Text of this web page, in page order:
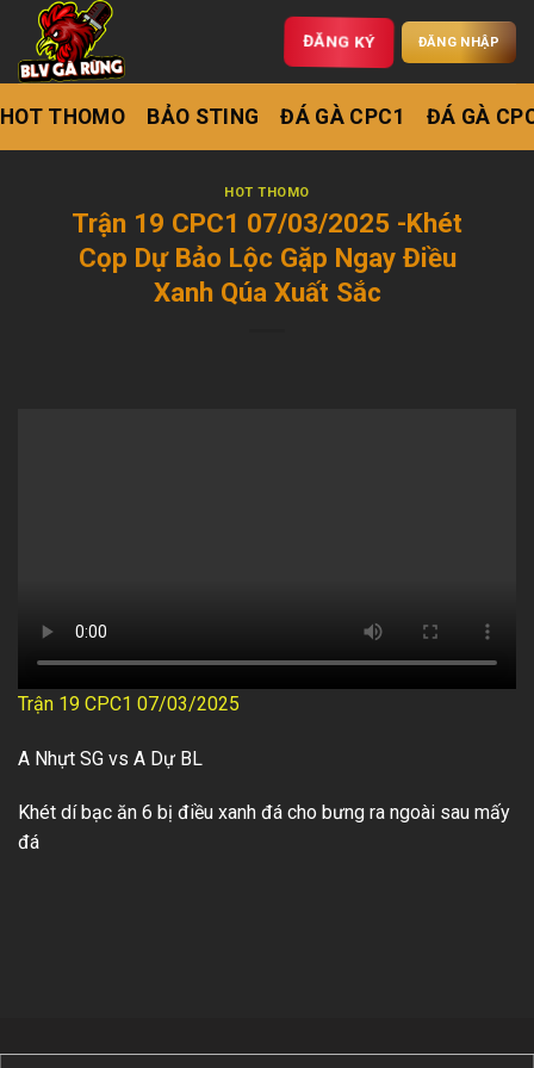
ĐĂNG KÝ ĐĂNG NHẬP
HOT THOMO BẢO STING ĐÁ GÀ CPC1 ĐÁ GÀ
HOT THOMO
Trận 19 CPC1 07/03/2025 -Khét
Cọp Dự Bảo Lộc Gặp Ngay Điều
Xanh Qúa Xuất Sắc
Trận 19 CPC1 07/03/2025
A Nhựt SG vs A Dự BL
Khét dí bạc ăn 6 bị điều xanh đá cho bưng ra ngoài sau mấy
đá